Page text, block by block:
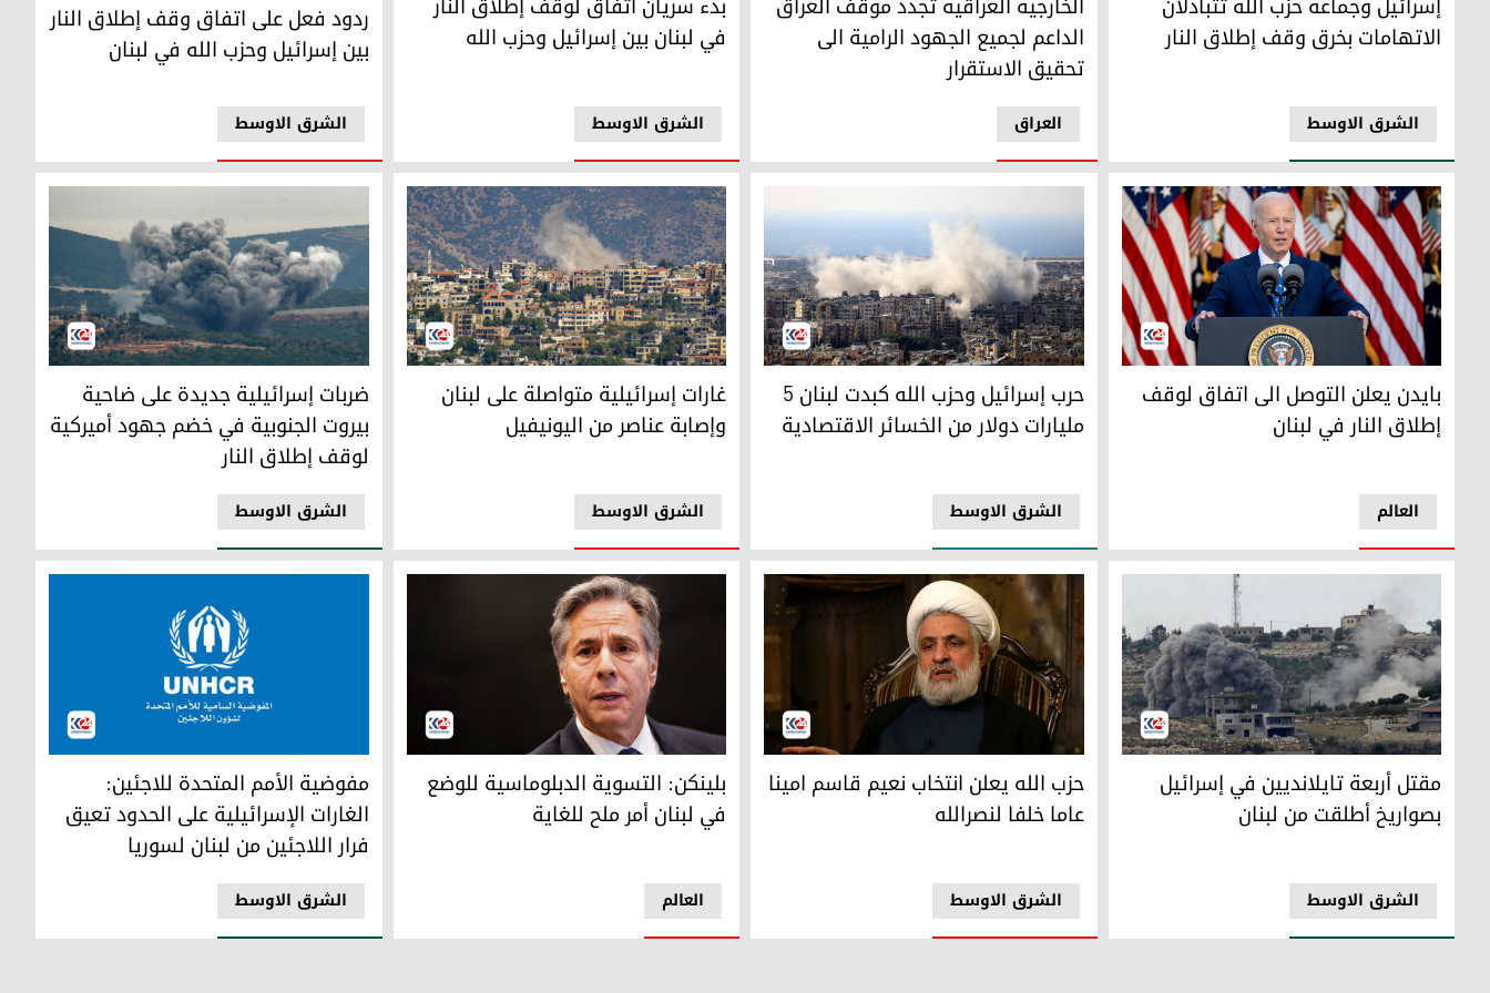
الشرق الاوسط
الاتهامات بخرق وقف إطلاق النار
العراق
الداعم لجميع الجهود الرامية الى
تحقيق الاستقرار
الشرق الاوسط
في لبنان بين إسرائيل وحزب الله
الشرق الاوسط
ردود فعل على اتفاق وقف إطلاق النار
بين إسرائيل وحزب الله في لبنان
بايدن يعلن التوصل الى اتفاق لوقف إطلاق النار في لبنان
العالم
بايدن يعلن التوصل الى اتفاق لوقف
إطلاق النار في لبنان
حرب إسرائيل وحزب الله كبدت لبنان 5 مليارات دولار من الخسائر الاقتصادية
الشرق الاوسط
حرب إسرائيل وحزب الله كبدت لبنان 5
مليارات دولار من الخسائر الاقتصادية
غارات إسرائيلية متواصلة على لبنان وإصابة عناصر من اليونيفيل
الشرق الاوسط
غارات إسرائيلية متواصلة على لبنان
وإصابة عناصر من اليونيفيل
ضربات إسرائيلية جديدة على ضاحية بيروت
الشرق الاوسط
ضربات إسرائيلية جديدة على ضاحية
بيروت الجنوبية في خضم جهود أميركية
لوقف إطلاق النار
مقتل أربعة تايلانديين في إسرائيل بصواريخ أطلقت من لبنان
الشرق الاوسط
مقتل أربعة تايلانديين في إسرائيل
بصواريخ أطلقت من لبنان
حزب الله يعلن انتخاب نعيم قاسم امينا عاما خلفا لنصرالله
الشرق الاوسط
حزب الله يعلن انتخاب نعيم قاسم امينا
عاما خلفا لنصرالله
بلينكن: التسوية الدبلوماسية للوضع في لبنان أمر ملح للغاية
العالم
بلينكن: التسوية الدبلوماسية للوضع
في لبنان أمر ملح للغاية
مفوضية الأمم المتحدة للاجئين: الغارات
الشرق الاوسط
مفوضية الأمم المتحدة للاجئين:
الغارات الإسرائيلية على الحدود تعيق
فرار اللاجئين من لبنان لسوريا